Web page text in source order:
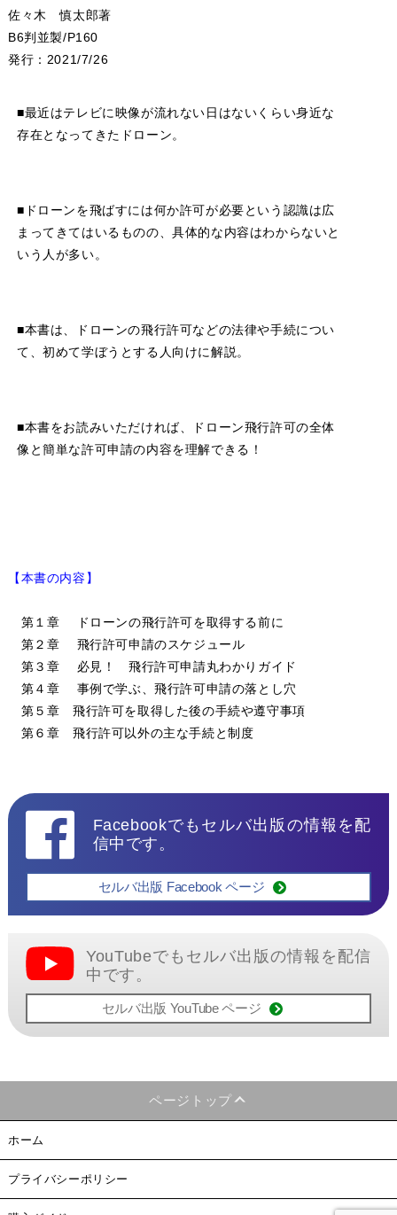
佐々木 慎太郎著
B6判並製/P160
発行：2021/7/26
■最近はテレビに映像が流れない日はないくらい身近な
存在となってきたドローン。
■ドローンを飛ばすには何か許可が必要という認識は広
まってきてはいるものの、具体的な内容はわからないと
いう人が多い。
■本書は、ドローンの飛行許可などの法律や手続につい
て、初めて学ぼうとする人向けに解説。
■本書をお読みいただければ、ドローン飛行許可の全体
像と簡単な許可申請の内容を理解できる！
【本書の内容】
第１章 ドローンの飛行許可を取得する前に
第２章 飛行許可申請のスケジュール
第３章 必見！ 飛行許可申請丸わかりガイド
第４章 事例で学ぶ、飛行許可申請の落とし穴
第５章 飛行許可を取得した後の手続や遵守事項
第６章 飛行許可以外の主な手続と制度
Facebookでもセルバ出版の情報を配
信中です。
セルバ出版 Facebook ページ
YouTubeでもセルバ出版の情報を配信
中です。
セルバ出版 YouTube ページ
ページトップ
ホーム
プライバシーポリシー